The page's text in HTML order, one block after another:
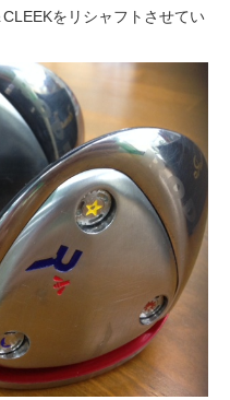
をリシャフトさせてい